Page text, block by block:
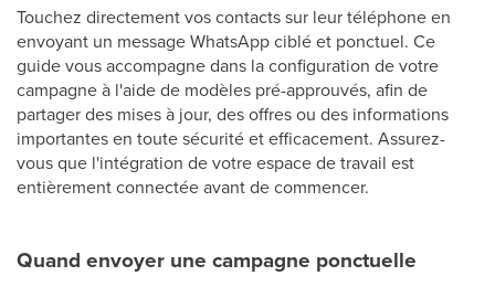
Touchez directement vos contacts sur leur téléphone en
envoyant un message WhatsApp ciblé et ponctuel. Ce
guide vous accompagne dans la configuration de votre
campagne à l'aide de modèles pré-approuvés, afin de
partager des mises à jour, des offres ou des informations
importantes en toute sécurité et efficacement. Assurez-
vous que l'intégration de votre espace de travail est
entièrement connectée avant de commencer.
Quand envoyer une campagne ponctuelle